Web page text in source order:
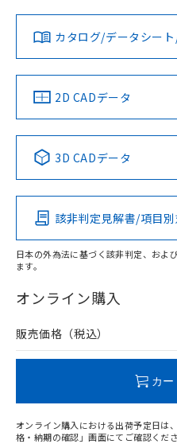
ダウンロードデータをご利用
みください。
ソフトウェアの使用条件
対応済み
中国 RoHS 注意事項・凡
Pb Hg
O
在庫等で未対応品が混在す
問い合わせください。
カタログ/データシー
2D CADデータ
3D CADデータ
該非判定見解書/項目
日本の外為法に基づく該非判定、およ
ます。
オンライン購入
販売価格（税込）
カ
オンライン購入における出荷予定日は
格・納期の確認」画面にてご確認くださ